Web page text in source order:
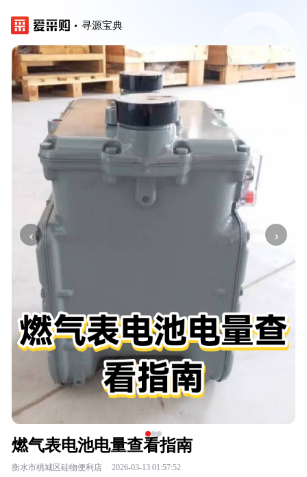
寻源宝典
‹ ›
燃气表电池电量查看指南
衡水市桃城区硅物便利店 · 2026-03-13 01:57:52